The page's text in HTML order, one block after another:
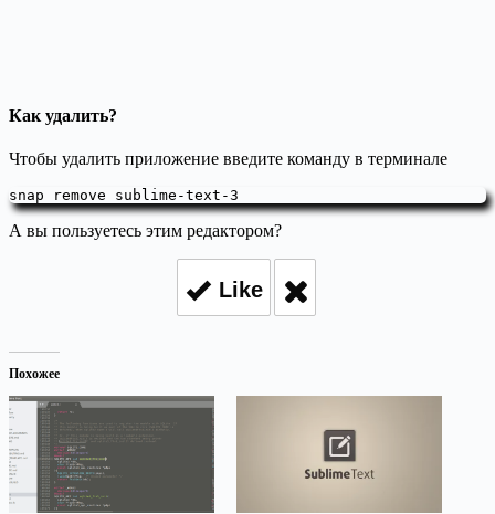
Как удалить?
Чтобы удалить приложение введите команду в терминале
snap remove sublime-text-3
А вы пользуетесь этим редактором?
Like
Похожее